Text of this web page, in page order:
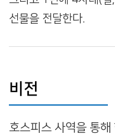
선물을 전달한다.
비전
호스피스 사역을 통해